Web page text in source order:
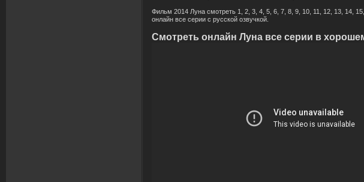
Фильм 2014 Луна смотреть 1, 2, 3, 4, 5, 6, 7, 8, 9, 10, 11, 12, 13, 14,
онлайн все серии с русской озвучкой.
Смотреть онлайн Луна все серии в